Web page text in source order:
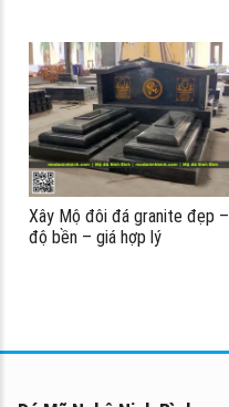
Xây Mộ đôi đá granite đẹp –
độ bền – giá hợp lý